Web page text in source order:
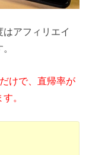
アフィリエイ
けで、直帰率が
。